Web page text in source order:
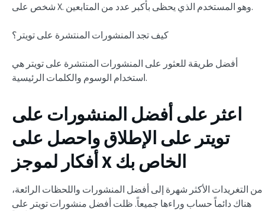
شخص على X. وهو المستخدم الذي يحظى بأكبر عدد من المتابعين.
كيف تجد المنشورات المنتشرة على تويتر؟
أفضل طريقة للعثور على المنشورات المنتشرة على تويتر هي
استخدام الوسوم والكلمات الرئيسية.
اعثر على أفضل المنشورات على
تويتر على الإطلاق واحصل على
أفكار لموجز X الخاص بك
من التغريدات الأكثر شهرة إلى أفضل المنشورات واللحظات الرائعة،
هناك دائماً حساب وراءها جميعاً. ظلت أفضل منشورات تويتر على